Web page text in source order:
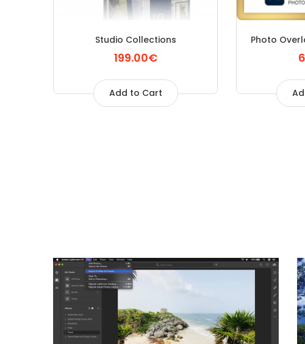
Studio Collections
199.00€
Add to Cart
Photo